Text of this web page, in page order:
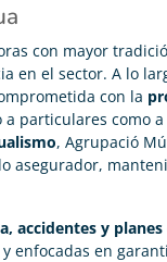
con mayor
en el sector. A lo
con la
particulares como
, Agrupació
asegurador,
accidentes y
enfocadas en

chico que me atendió
gestionó la baja de mi